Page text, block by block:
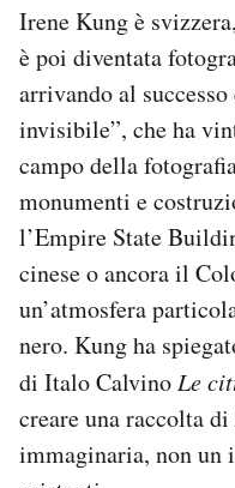
Irene Kung è
è poi diventata
arrivando al
invisibile”, che ha
campo della
monumenti e
l’Empire State
cinese o ancora il
un’atmosfera
nero. Kung ha
di Italo Calvino Le
creare una raccolta
immaginaria, non un